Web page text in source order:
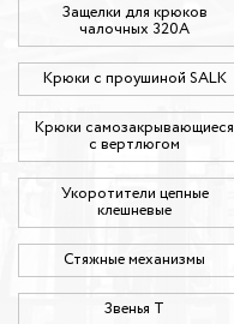
Защелки для крюков
чалочных 320А
Крюки с проушиной SALK
Крюки самозакрывающиеся
с вертлюгом
Укоротители цепные
клешневые
Стяжные механизмы
Звенья Т